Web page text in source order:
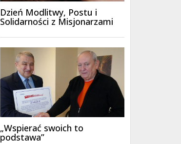
Dzień Modlitwy, Postu i
Solidarności z Misjonarzami
„Wspierać swoich to
podstawa”